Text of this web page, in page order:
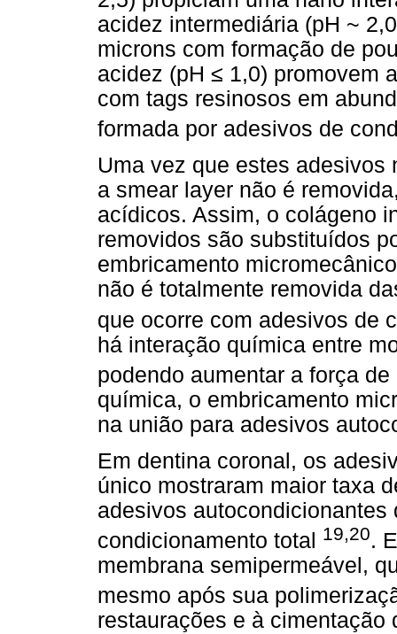
acidez intermediária (pH ~
microns com formação de
acidez (pH ≤ 1,0) promovem
com tags resinosos em
formada por adesivos de
Uma vez que estes adesivos
a smear layer não é
acídicos. Assim, o colágeno
removidos são substituídos
embricamento
não é totalmente removida
que ocorre com adesivos de
há interação química entre
podendo aumentar a força
química, o embricamento
na união para adesivos
Em dentina coronal, os
único mostraram maior taxa
adesivos
condicionamento total
19,20.
membrana semipermeável,
mesmo após sua
restaurações e à